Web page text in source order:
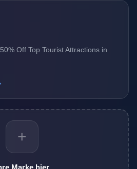
Off Top Tourist Attractions in
+